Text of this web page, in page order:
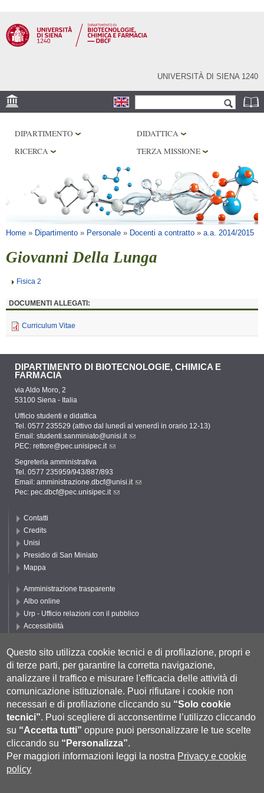
contenuto
principale
UNIVERSITÀ DI SIENA 1240
Form di ricerca
CENTRI DI RICERCA
BIBLIOTECHE
DIPARTIMENTO
DIDATTICA
RICERCA
TERZA MISSIONE
Tu sei qui
Home » Dipartimento » Personale » Docenti a contratto » a.a. 2014/2015
Giovanni Della Lunga
Fisica 2
DOCUMENTI ALLEGATI:
Curriculum Vitae
DIPARTIMENTO DI BIOTECNOLOGIE, CHIMICA E
FARMACIA
via Aldo Moro, 2
53100 Siena - Italia
Ufficio studenti e didattica
Tel. 0577 235529 (attivo dal lunedì al venerdì in orario 12-13)
Email: studenti.sanminiato@unisi.it
PEC: rettore@pec.unisipec.it
Segreteria amministrativa
Tel. 0577 235959/943/887/893
Email: amministrazione.dbcf@unisi.it
Pec: pec.dbcf@pec.unisipec.it
Contatti
Credits
Unisi
Presidio di San Miniato
Mappa
Amministrazione trasparente
Albo online
Urp - Ufficio relazioni con il pubblico
Accessibilità
Cookie settings
Segui UNISI
Questo sito utilizza cookie tecnici e di profilazione, propri e
di terze parti, per garantire la corretta navigazione,
analizzare il traffico e misurare l'efficacia delle attività di
comunicazione istituzionale. Puoi rifiutare i cookie non
necessari e di profilazione cliccando su “Solo cookie
tecnici”. Puoi scegliere di acconsentirne l’utilizzo cliccando
su “Accetta tutti” oppure puoi personalizzare le tue scelte
cliccando su “Personalizza”.
Per maggiori informazioni leggi la nostra Privacy e cookie
policy